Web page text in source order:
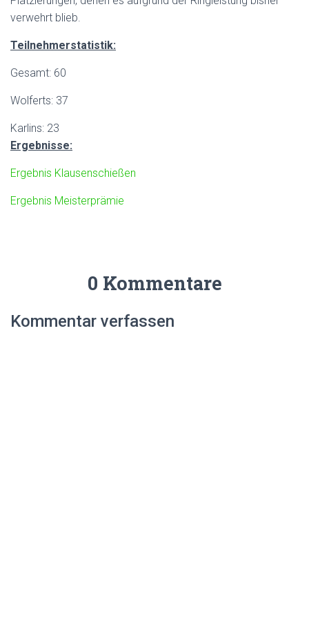
verwehrt blieb.
Teilnehmerstatistik:
Gesamt: 60
Wolferts: 37
Karlins: 23
Ergebnisse:
Ergebnis Klausenschießen
Ergebnis Meisterprämie
0 Kommentare
Kommentar verfassen